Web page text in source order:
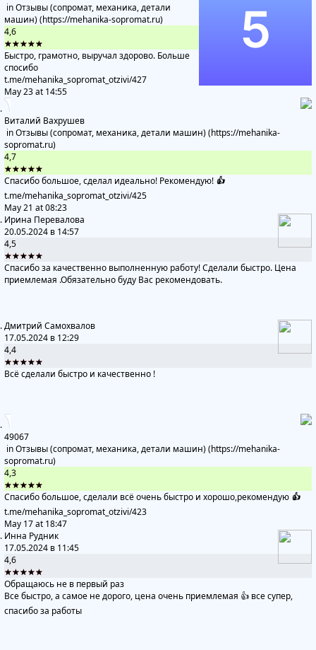
inОтзывы (сопромат, механика, детали
машин) (https://mehanika-sopromat.ru)
4,6
★★★★★
Быстро, грамотно, выручал здорово. Больше
спосибо
t.me/mehanika_sopromat_otzivi/427
May 23 at 14:55
Виталий Вахрушев
inОтзывы (сопромат, механика, детали машин) (https://mehanika-
sopromat.ru)
4,7
★★★★★
Спасибо большое, сделал идеально! Рекомендую! 👍
t.me/mehanika_sopromat_otzivi/425
May 21 at 08:23
Ирина Перевалова
20.05.2024 в 14:57
4,5
★★★★★
Спасибо за качественно выполненную работу! Сделали быстро. Цена
приемлемая .Обязательно буду Вас рекомендовать.
Дмитрий Самохвалов
17.05.2024 в 12:29
4,4
★★★★★
Всё сделали быстро и качественно !
49067
inОтзывы (сопромат, механика, детали машин) (https://mehanika-
sopromat.ru)
4,3
★★★★★
Спасибо большое, сделали всё очень быстро и хорошо,рекомендую 👍
t.me/mehanika_sopromat_otzivi/423
May 17 at 18:47
Инна Рудник
17.05.2024 в 11:45
4,6
★★★★★
Обращаюсь не в первый раз
Все быстро, а самое не дорого, цена очень приемлемая 👍 все супер,
спасибо за работы